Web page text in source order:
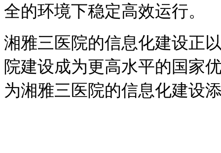
全的环境下稳定高效运行。
湘雅三医院的信息化建设正
院建设成为更高水平的国家
为湘雅三医院的信息化建设